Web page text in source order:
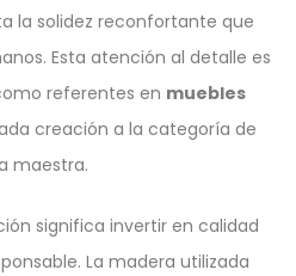
la solidez reconfortante que
Esta atención al detalle es
referentes en muebles
creación a la categoría de
maestra.
significa invertir en calidad
La madera utilizada